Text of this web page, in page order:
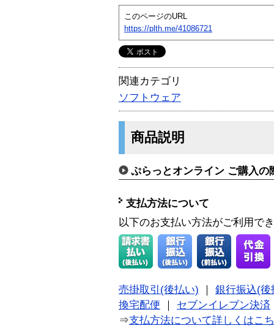
このページのURL
https://plth.me/41086721
関連カテゴリ
ソフトウェア
商品説明
ぷらっとオンライン ご購入の
支払方法について
以下のお支払い方法がご利用で
売掛取引(後払い)
銀行振込(後
換宅配便
セブンイレブン決済
⇒支払方法について詳しくはこ